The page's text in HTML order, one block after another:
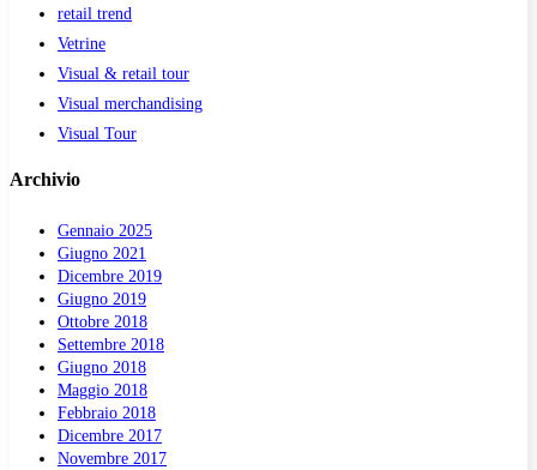
retail trend
Vetrine
Visual & retail tour
Visual merchandising
Visual Tour
Archivio
Gennaio 2025
Giugno 2021
Dicembre 2019
Giugno 2019
Ottobre 2018
Settembre 2018
Giugno 2018
Maggio 2018
Febbraio 2018
Dicembre 2017
Novembre 2017